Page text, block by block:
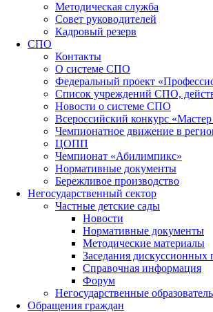
Методическая служба
Совет руководителей
Кадровый резерв
СПО
Контакты
О системе СПО
Федеральный проект
Список учреждений СПО,
Новости о системе СПО
Всероссийский конкурс «Мастер
Чемпионатное движение в
ЦОПП
Чемпионат «Абилимпикс»
Нормативные документы
Бережливое производство
Негосударственный сектор
Частные детские сады
Новости
Нормативные документы
Методические материалы
Заседания дискуссионных
Справочная информация
Форум
Негосударственные
Обращения граждан